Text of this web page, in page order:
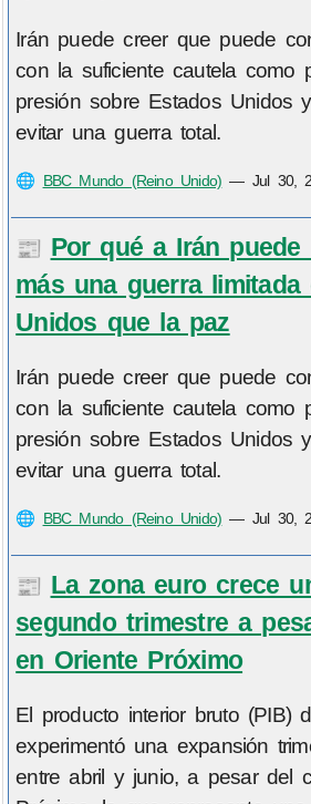
Irán puede creer que puede
con la suficiente cautela como
presión sobre Estados Unidos
evitar una guerra total.
🌐 BBC Mundo (Reino Unido) — Jul 30,
📰 Por qué a Irán puede
más una guerra limitada
Unidos que la paz
Irán puede creer que puede
con la suficiente cautela como
presión sobre Estados Unidos
evitar una guerra total.
🌐 BBC Mundo (Reino Unido) — Jul 30,
📰 La zona euro crece
segundo trimestre a
en Oriente Próximo
El producto interior bruto (PIB)
experimentó una expansión
entre abril y junio, a pesar del